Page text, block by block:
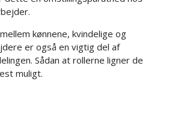
kønnene, kvindelige og
er også en vigtig del af
Sådan at rollerne ligner de
muligt.​